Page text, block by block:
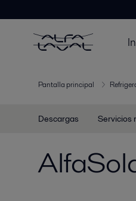
Pantalla principal
Descargas Servicios